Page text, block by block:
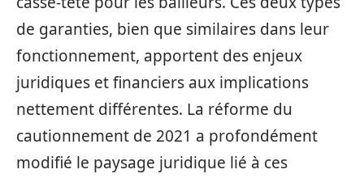
de garanties, bien que similaires dans leur
fonctionnement, apportent des enjeux
juridiques et financiers aux implications
nettement différentes. La réforme du
cautionnement de 2021 a profondément
modifié le paysage juridique lié à ces